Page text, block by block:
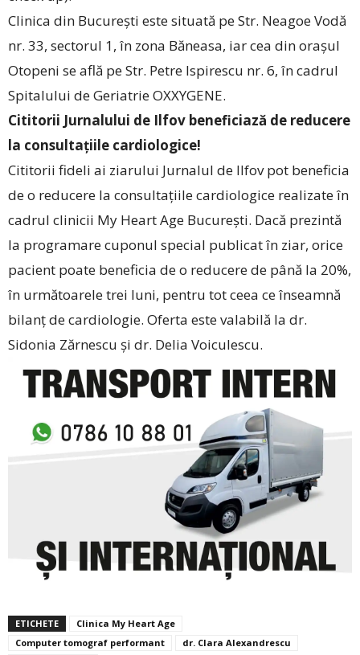
Clinica din București este situată pe Str. Neagoe Vodă
nr. 33, sectorul 1, în zona Băneasa, iar cea din orașul
Otopeni se află pe Str. Petre Ispirescu nr. 6, în cadrul
Spitalului de Geriatrie OXXYGENE.
Cititorii Jurnalului de Ilfov beneficiază de reducere
la consultațiile cardiologice!
Cititorii fideli ai ziarului Jurnalul de Ilfov pot beneficia
de o reducere la consultațiile cardiologice realizate în
cadrul clinicii My Heart Age București. Dacă prezintă
la programare cuponul special publicat în ziar, orice
pacient poate beneficia de o reducere de până la 20%,
în următoarele trei luni, pentru tot ceea ce înseamnă
bilanț de cardiologie. Oferta este valabilă la dr.
Sidonia Zărnescu și dr. Delia Voiculescu.
ETICHETE
Clinica My Heart Age
Computer tomograf performant
dr. Clara Alexandrescu